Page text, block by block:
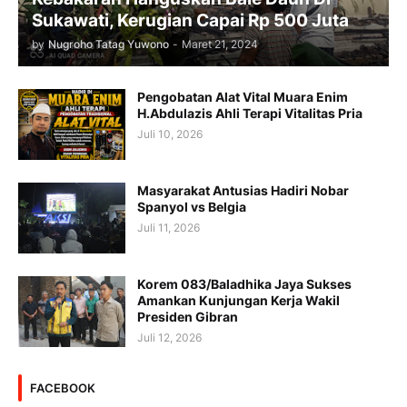
Sukawati, Kerugian Capai Rp 500 Juta
by Nugroho Tatag Yuwono - Maret 21, 2024
Pengobatan Alat Vital Muara Enim
H.Abdulazis Ahli Terapi Vitalitas Pria
Juli 10, 2026
Masyarakat Antusias Hadiri Nobar
Spanyol vs Belgia
Juli 11, 2026
Korem 083/Baladhika Jaya Sukses
Amankan Kunjungan Kerja Wakil
Presiden Gibran
Juli 12, 2026
FACEBOOK